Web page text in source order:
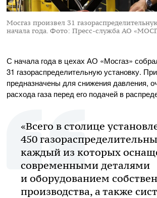
Мосгаз произвел 31
начала года. Фото: Пресс-служба АО
С начала года в цехах АО «Мосгаз»
31 газораспределительную установку.
предназначены для снижения давления,
расхода газа перед его подачей в
«Всего в столице
450
каждый из которых
современными деталями
и оборудованием
производства, а также